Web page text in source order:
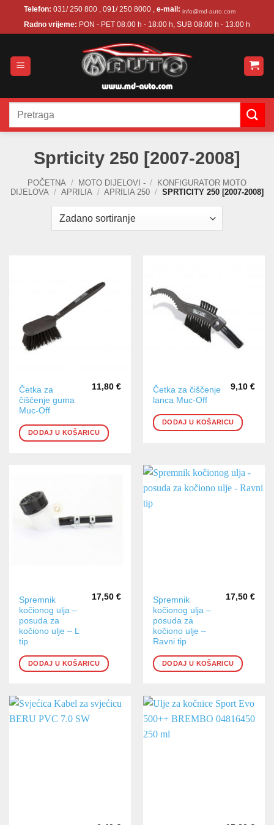
Telefon: 031/ 250 800 , 091/ 250 8000 , e-mail: info@md-auto.com
Radno vrijeme: PON - PET 08:00 h - 18:00 h, SUB 08:00 h - 13:00 h
Pretraži:
Sprticity 250 [2007-2008]
POČETNA / MOTO DIJELOVI - /
KONFIGURATOR MOTO
DIJELOVA / APRILIA / APRILIA 250 / SPRTICITY 250 [2007-2008]
Četka za
čiščenje guma
Muc-Off
11,80 €
DODAJ U KOŠARICU
Četka za čiščenje
lanca Muc-Off
9,10 €
DODAJ U KOŠARICU
Spremnik
kočionog ulja –
posuda za
kočiono ulje – L
tip
17,50 €
DODAJ U KOŠARICU
Spremnik
kočionog ulja –
posuda za
kočiono ulje –
Ravni tip
17,50 €
DODAJ U KOŠARICU